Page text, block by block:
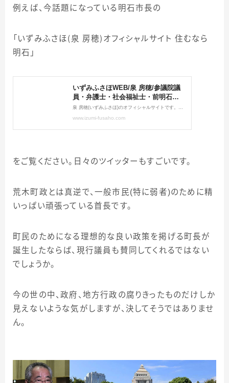
例えば、今話題になっている明石市長の
「いずみふさほ（泉 房穂）オフィシャルサイト 住むなら
明石」
をご覧ください。日々のツイッターもすごいです。
荒木町政とは真逆で、一般市民(特に弱者)のために精
いっぱい頑張っている首長です。
町民のためになる理想的な良い政策を掲げる町長が
誕生したならば、現行議員も賛同してくれるではない
でしょうか。
今の世の中、政府、地方行政の腐りきったものだけしか
見えないような気がしますが、決してそうではありませ
ん。